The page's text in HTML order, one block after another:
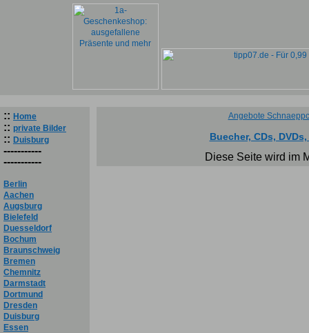
:: Home
:: private Bilder
:: Duisburg
-----------
-----------
Berlin
Aachen
Augsburg
Bielefeld
Duesseldorf
Bochum
Braunschweig
Bremen
Chemnitz
Darmstadt
Dortmund
Dresden
Duisburg
Essen
Angebote
Buecher, CDs,
Diese Seite wird im